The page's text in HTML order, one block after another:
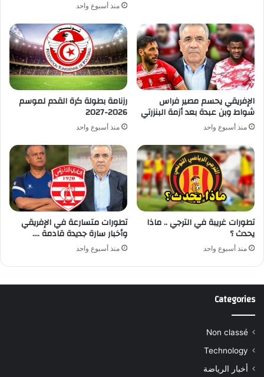
منذ أسبوع واحد
الإفريقي يحسم مصير فراس
شواط وبن عبدة بعد أزمة البنزرتي
منذ أسبوع واحد
رزنامة بطولة كرة القدم لموسم
2026-2027
منذ أسبوع واحد
تطورات غريبة في الترجي .. ماذا
يحدث ؟
منذ أسبوع واحد
تطورات متسارعة في الإفريقي
وأخبار سارة جديدة قادمة ….
منذ أسبوع واحد
Categories
Non classé
Technology
أخبار الرياضة